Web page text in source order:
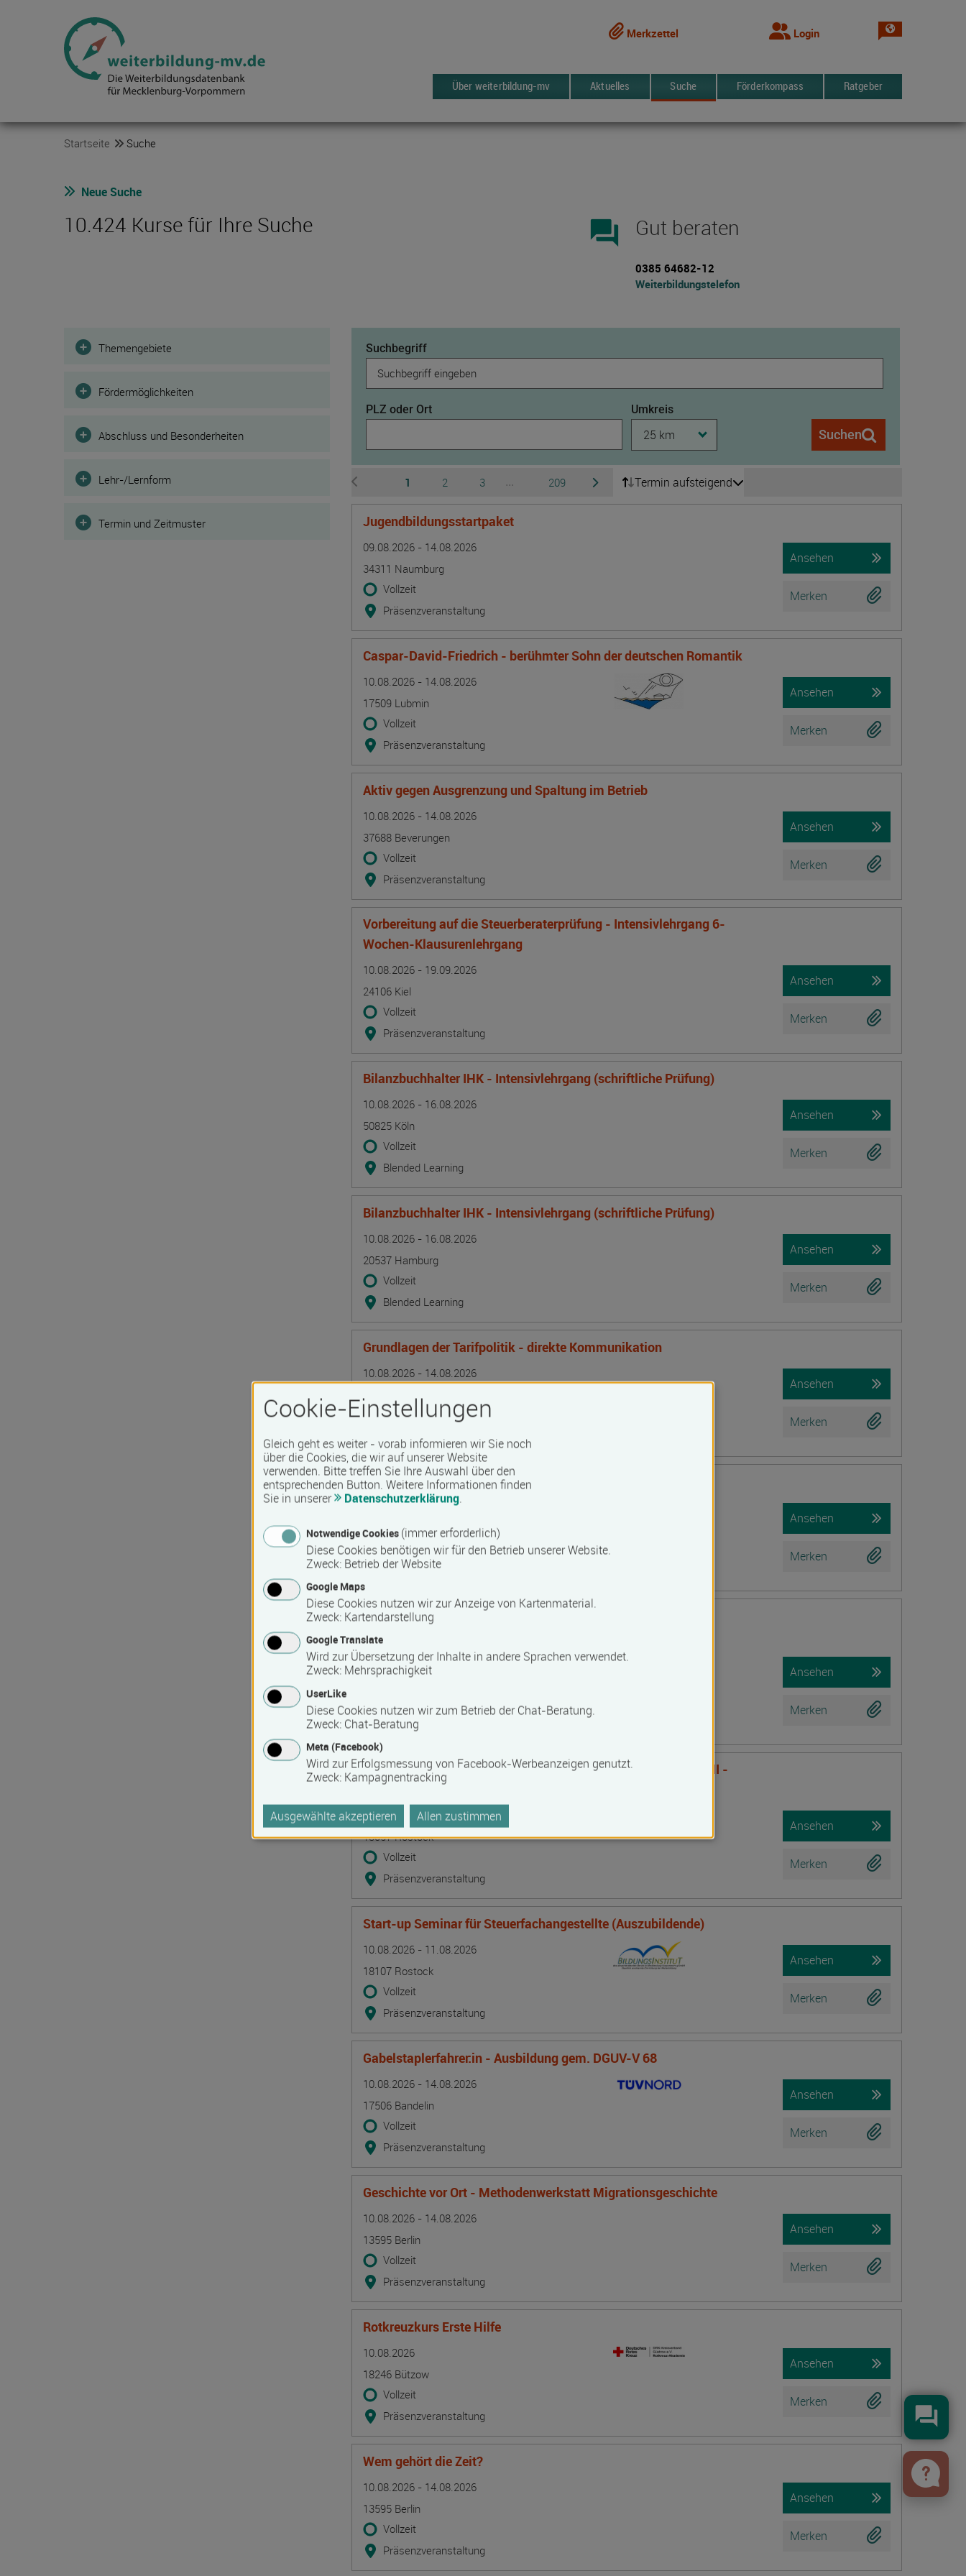
Merkzettel Login Sprache
Über weiterbildung-mv Aktuelles Suche Förderkompass Ratgeber
Startseite Suche
Neue Suche
10.424 Kurse für Ihre Suche forum Gut beraten
0385 64682-12
Weiterbildungstelefon
Suchbegriff
PLZ oder Ort Umkreis
25 km Suchen
Filter
Themengebiete
Fördermöglichkeiten
Abschluss und Besonderheiten
Lehr-/Lernform
Termin und Zeitmuster
zur vorherigen Seite wechseln
Seite
1 Seite
2 Seite
3
...
Seite
209 zur nächsten Seite wechseln
Termin aufsteigend
Jugendbildungsstartpaket
09.08.2026 - 14.08.2026
34311 Naumburg
Vollzeit
Präsenzveranstaltung
Ansehen
Merken
Caspar-David-Friedrich - berühmter Sohn der deutschen Romantik
10.08.2026 - 14.08.2026
17509 Lubmin
Vollzeit
Präsenzveranstaltung
Ansehen
Merken
Aktiv gegen Ausgrenzung und Spaltung im Betrieb
10.08.2026 - 14.08.2026
37688 Beverungen
Vollzeit
Präsenzveranstaltung
Ansehen
Merken
Vorbereitung auf die Steuerberaterprüfung - Intensivlehrgang 6-
Wochen-Klausurenlehrgang
10.08.2026 - 19.09.2026
24106 Kiel
Vollzeit
Präsenzveranstaltung
Ansehen
Merken
Bilanzbuchhalter IHK - Intensivlehrgang (schriftliche Prüfung)
10.08.2026 - 16.08.2026
50825 Köln
Vollzeit
Blended Learning
Ansehen
Merken
Bilanzbuchhalter IHK - Intensivlehrgang (schriftliche Prüfung)
10.08.2026 - 16.08.2026
20537 Hamburg
Vollzeit
Blended Learning
Ansehen
Merken
Grundlagen der Tarifpolitik - direkte Kommunikation
10.08.2026 - 14.08.2026
13595 Berlin
Vollzeit
Präsenzveranstaltung
Ansehen
Merken
Lagerarbeiter/in
Termin
10.08.2026 - 25.09.2026
Ort
17506 Bandelin
Zeitmuster
Vollzeit
Lehr- und Lernform
Präsenzveranstaltung
Ansehen
Merken
Lehmbaupraxis Traditionelle Techniken. Baustoff Lehm,
Ausfachungstechniken und Leichtlehm-Innendämmung
Termin
10.08.2026 - 12.08.2026
Ort
Zeitmuster
Vollzeit
Lehr- und Lernform
Präsenzveranstaltung
Ansehen
Merken
Deeskalation durch Kommunikation - DeeskalationsTraining II -
DeTrain II
Termin
10.08.2026 - 11.08.2026
Ort
18057 Rostock
Zeitmuster
Vollzeit
Lehr- und Lernform
Präsenzveranstaltung
Ansehen
Merken
Start-up Seminar für Steuerfachangestellte (Auszubildende)
10.08.2026 - 11.08.2026
18107 Rostock
Vollzeit
Präsenzveranstaltung
Ansehen
Merken
Gabelstaplerfahrer:in - Ausbildung gem. DGUV-V 68
10.08.2026 - 14.08.2026
17506 Bandelin
Vollzeit
Präsenzveranstaltung
Ansehen
Merken
Geschichte vor Ort - Methodenwerkstatt Migrationsgeschichte
10.08.2026 - 14.08.2026
13595 Berlin
Vollzeit
Präsenzveranstaltung
Ansehen
Merken
Rotkreuzkurs Erste Hilfe
10.08.2026
18246 Bützow
Vollzeit
Präsenzveranstaltung
Ansehen
Merken
Wem gehört die Zeit?
10.08.2026 - 14.08.2026
13595 Berlin
Vollzeit
Präsenzveranstaltung
Ansehen
Merken
Cookie-Einstellungen
Gleich geht es weiter - vorab informieren wir Sie noch
über die Cookies, die wir auf unserer Website
verwenden. Bitte treffen Sie Ihre Auswahl über den
entsprechenden Button. Weitere Informationen finden
Sie in unserer
Datenschutzerklärung.
Notwendige Cookies (immer erforderlich)
Diese Cookies benötigen wir für den Betrieb unserer Website.
Zweck: Betrieb der Website
Google Maps
Diese Cookies nutzen wir zur Anzeige von Kartenmaterial.
Zweck: Kartendarstellung
Google Translate
Wird zur Übersetzung der Inhalte in andere Sprachen verwendet.
Zweck: Mehrsprachigkeit
UserLike
Diese Cookies nutzen wir zum Betrieb der Chat-Beratung.
Zweck: Chat-Beratung
Meta (Facebook)
Wird zur Erfolgsmessung von Facebook-Werbeanzeigen genutzt.
Zweck: Kampagnentracking
Ausgewählte akzeptieren Allen zustimmen